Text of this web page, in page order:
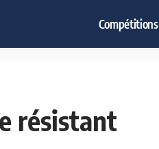
Compétitions
résistant